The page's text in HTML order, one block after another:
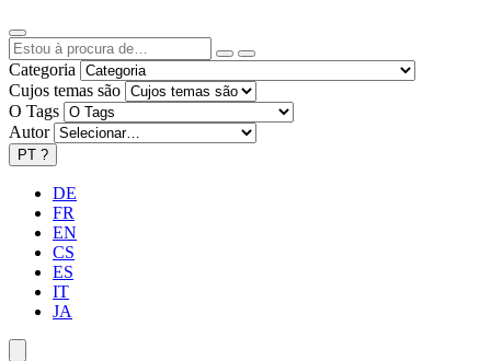
Categoria
Cujos temas são
O Tags
Autor
PT ?
DE
FR
EN
CS
ES
IT
JA